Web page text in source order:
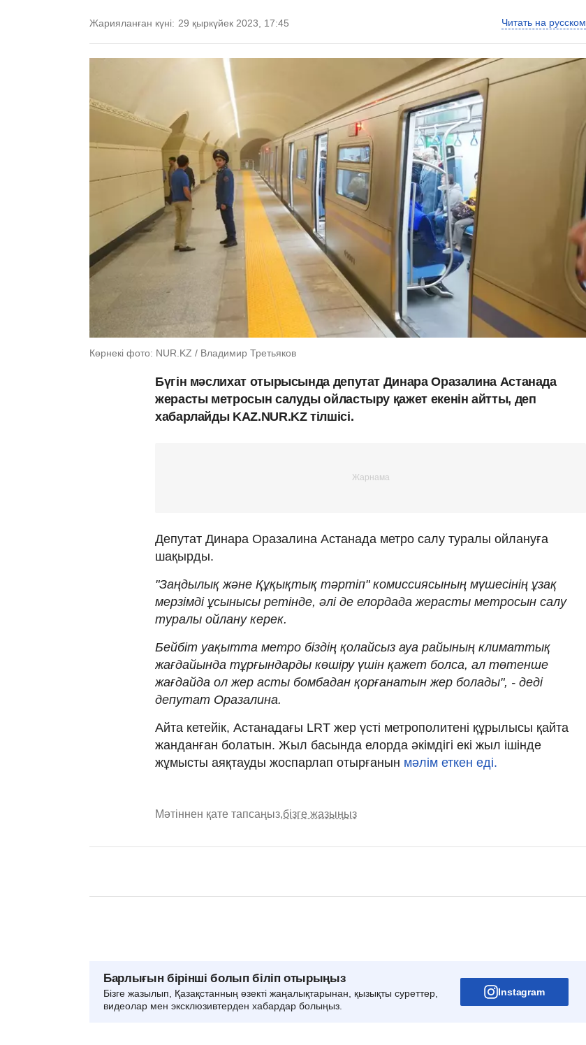
Жарияланған күні: 29 қыркүйек 2023, 17:45 Читать на русском
Көрнекі фото: NUR.KZ / Владимир Третьяков
Бүгін мәслихат отырысында депутат Динара Оразалина Астанада
жерасты метросын салуды ойластыру қажет екенін айтты, деп
хабарлайды KAZ.NUR.KZ тілшісі.
Депутат Динара Оразалина Астанада метро салу туралы ойлануға
шақырды.
"Заңдылық және Құқықтық тәртіп" комиссиясының мүшесінің ұзақ
мерзімді ұсынысы ретінде, әлі де елордада жерасты метросын салу
туралы ойлану керек.
Бейбіт уақытта метро біздің қолайсыз ауа райының климаттық
жағдайында тұрғындарды көшіру үшін қажет болса, ал төтенше
жағдайда ол жер асты бомбадан қорғанатын жер болады", - деді
депутат Оразалина.
Айта кетейік, Астанадағы LRT жер үсті метрополитені құрылысы қайта
жанданған болатын. Жыл басында елорда әкімдігі екі жыл ішінде
жұмысты аяқтауды жоспарлап отырғанын мәлім еткен еді.
Мәтіннен қате тапсаңыз,бізге жазыңыз
Барлығын бірінші болып біліп отырыңыз
Бізге жазылып, Қазақстанның өзекті жаңалықтарынан, қызықты суреттер,
видеолар мен эксклюзивтерден хабардар болыңыз.
Instagram